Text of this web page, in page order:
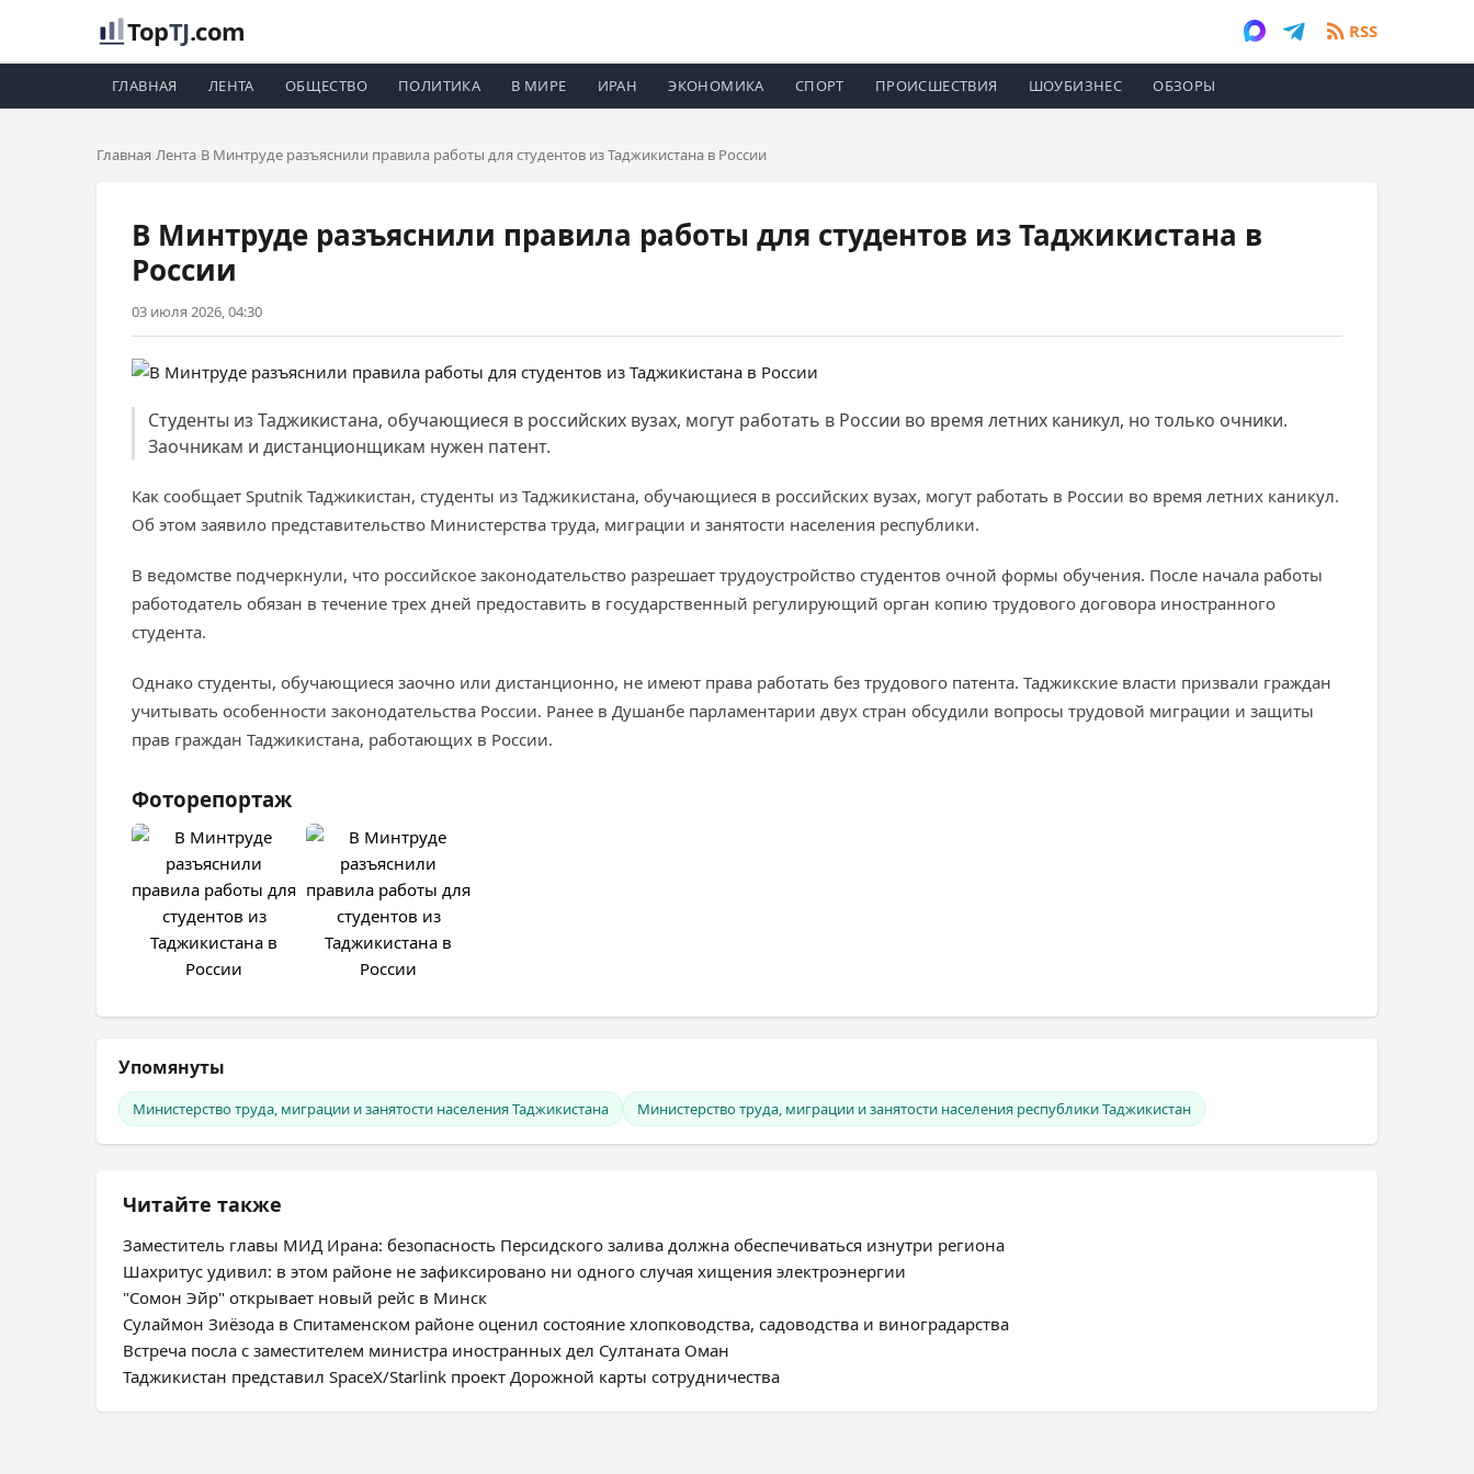
TopTJ.com RSS
ГЛАВНАЯ ЛЕНТА ОБЩЕСТВО ПОЛИТИКА В МИРЕ ИРАН ЭКОНОМИКА СПОРТ ПРОИСШЕСТВИЯ ШОУБИЗНЕС ОБЗОРЫ
Главная Лента В Минтруде разъяснили правила работы для студентов из Таджикистана в России
В Минтруде разъяснили правила работы для студентов из Таджикистана в
России
03 июля 2026, 04:30
Студенты из Таджикистана, обучающиеся в российских вузах, могут работать в России во время летних каникул, но только очники.
Заочникам и дистанционщикам нужен патент.
Как сообщает Sputnik Таджикистан, студенты из Таджикистана, обучающиеся в российских вузах, могут работать в России во время летних каникул.
Об этом заявило представительство Министерства труда, миграции и занятости населения республики.
В ведомстве подчеркнули, что российское законодательство разрешает трудоустройство студентов очной формы обучения. После начала работы
работодатель обязан в течение трех дней предоставить в государственный регулирующий орган копию трудового договора иностранного
студента.
Однако студенты, обучающиеся заочно или дистанционно, не имеют права работать без трудового патента. Таджикские власти призвали граждан
учитывать особенности законодательства России. Ранее в Душанбе парламентарии двух стран обсудили вопросы трудовой миграции и защиты
прав граждан Таджикистана, работающих в России.
Фоторепортаж
Упомянуты
Министерство труда, миграции и занятости населения Таджикистана Министерство труда, миграции и занятости населения республики Таджикистан
Читайте также
Заместитель главы МИД Ирана: безопасность Персидского залива должна обеспечиваться изнутри региона
Шахритус удивил: в этом районе не зафиксировано ни одного случая хищения электроэнергии
"Сомон Эйр" открывает новый рейс в Минск
Сулаймон Зиёзода в Спитаменском районе оценил состояние хлопководства, садоводства и виноградарства
Встреча посла с заместителем министра иностранных дел Султаната Оман
Таджикистан представил SpaceX/Starlink проект Дорожной карты сотрудничества